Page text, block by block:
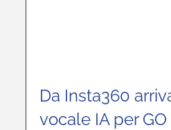
Da Insta360
vocale IA per